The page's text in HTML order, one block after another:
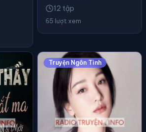
12 tập
65 lượt xem
Truyện Ngôn Tình